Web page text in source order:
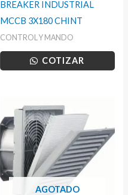
BREAKER INDUSTRIAL
MCCB 3X180 CHINT
CONTROL Y MANDO
COTIZAR
AGOTADO